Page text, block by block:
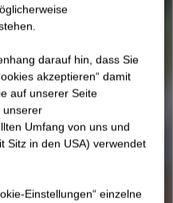
darauf hin, dass Sie
akzeptieren“ damit
auf unserer Seite
unserer
Umfang von uns und
Sitz in den USA) verwendet
Einstellungen“ einzelne